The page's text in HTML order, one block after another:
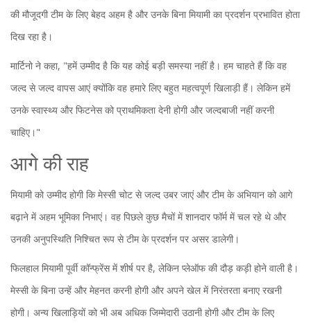
की मौजूदगी टीम के लिए बेहद अहम है और उनके बिना मियामी का प्रदर्शन प्रभावित होता
दिख रहा है।
मार्टिनो ने कहा, "हमें उम्मीद है कि यह कोई बड़ी समस्या नहीं है। हम चाहते हैं कि वह
जल्द से जल्द वापस आएं क्योंकि वह हमारे लिए बहुत महत्वपूर्ण खिलाड़ी हैं। लेकिन हमें
उनके स्वास्थ्य और फिटनेस को प्राथमिकता देनी होगी और जल्दबाजी नहीं करनी
चाहिए।"
आगे की राह
मियामी को उम्मीद होगी कि मेस्सी चोट से जल्द उबर जाएं और टीम के अभियान को आगे
बढ़ाने में अहम भूमिका निभाएं। वह पिछले कुछ मैचों में शानदार फॉर्म में चल रहे थे और
उनकी अनुपस्थिति निश्चित रूप से टीम के प्रदर्शन पर असर डालेगी।
फिलहाल मियामी पूर्वी कॉन्फ्रेंस में शीर्ष पर है, लेकिन प्लेऑफ की दौड़ कड़ी होने वाली है।
मेस्सी के बिना उन्हें और मेहनत करनी होगी और अपने खेल में निरंतरता बनाए रखनी
होगी। अन्य खिलाड़ियों को भी अब अधिक जिम्मेदारी उठानी होगी और टीम के लिए